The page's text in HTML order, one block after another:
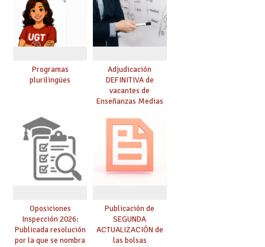
Programas
plurilingües
Adjudicación
DEFINITIVA de
vacantes de
Enseñanzas Medias
Oposiciones
Inspección 2026:
Publicada resolución
por la que se nombra
Publicación de
SEGUNDA
ACTUALIZACIÓN de
las bolsas